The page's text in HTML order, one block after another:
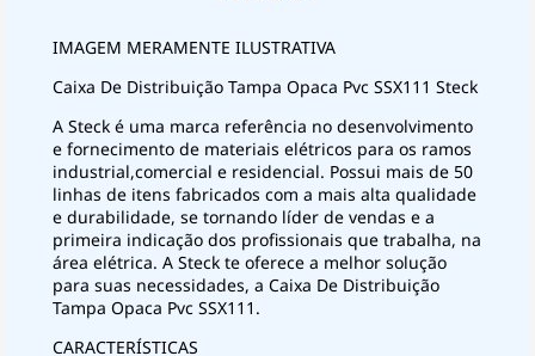
IMAGEM MERAMENTE ILUSTRATIVA
Caixa De Distribuição Tampa Opaca Pvc SSX111 Steck
A Steck é uma marca referência no desenvolvimento
e fornecimento de materiais elétricos para os ramos
industrial,comercial e residencial. Possui mais de 50
linhas de itens fabricados com a mais alta qualidade
e durabilidade, se tornando líder de vendas e a
primeira indicação dos profissionais que trabalha, na
área elétrica. A Steck te oferece a melhor solução
para suas necessidades, a Caixa De Distribuição
Tampa Opaca Pvc SSX111.
CARACTERÍSTICAS